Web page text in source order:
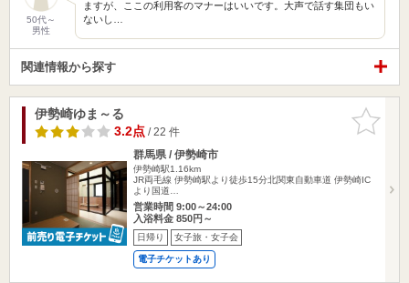
50代～
男性
ますが、ここの利用客のマナーはいいです。大声で話す集団もい
ないし…
関連情報から探す
お気に入
りに追加
伊勢崎ゆま～る
3.2点/ 22 件
群馬県 / 伊勢崎市
伊勢崎駅1.16km
JR両毛線 伊勢崎駅より徒歩15分北関東自動車道 伊勢崎IC
より国道…
営業時間 9:00～24:00
入浴料金 850円～
日帰り 女子旅・女子会
電子チケットあり